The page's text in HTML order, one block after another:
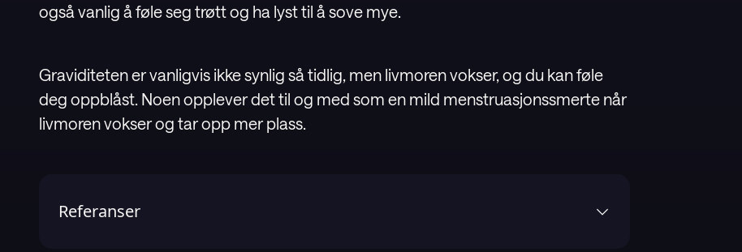
også vanlig å føle seg trøtt og ha lyst til å sove mye.
Graviditeten er vanligvis ikke synlig så tidlig, men livmoren vokser, og du kan føle
deg oppblåst. Noen opplever det til og med som en mild menstruasjonssmerte når
livmoren vokser og tar opp mer plass.
Referanser